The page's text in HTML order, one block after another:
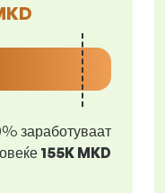
заработуваат
155K MKD